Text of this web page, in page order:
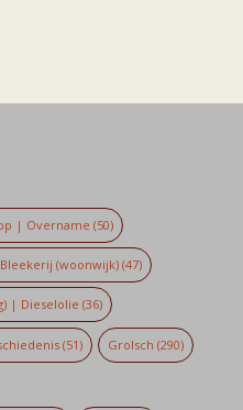
| Overname (50)
(woonwijk) (47)
| Dieselolie (36)
(51) Grolsch (290)